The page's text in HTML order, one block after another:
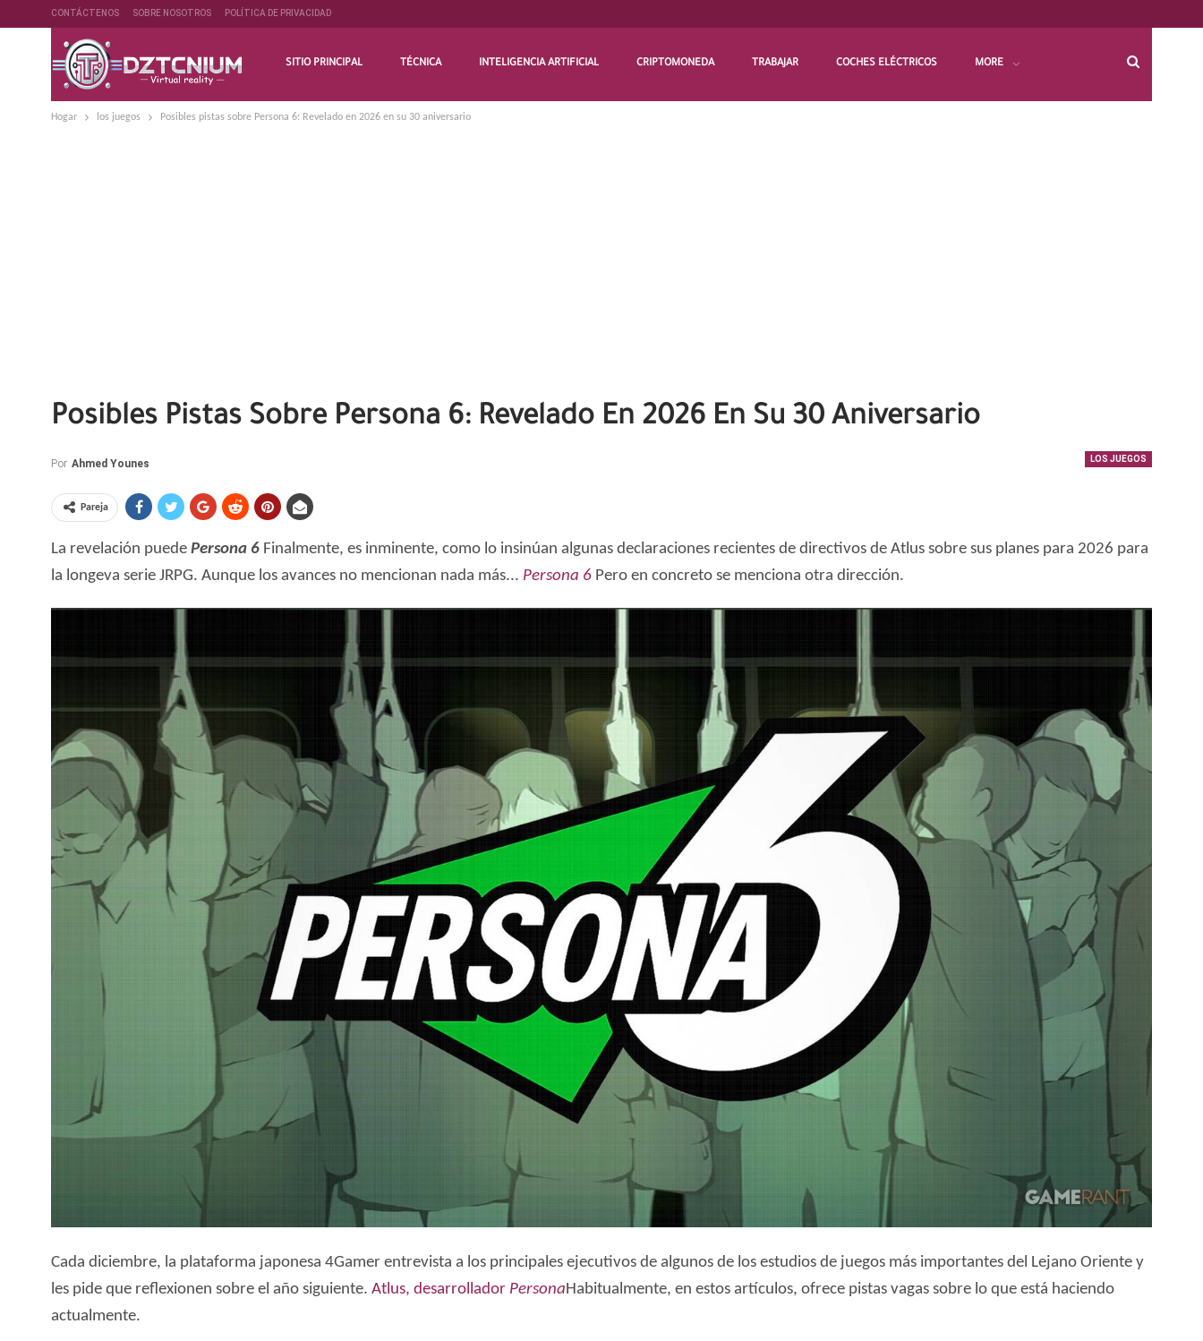
CONTÁCTENOS SOBRE NOSOTROS POLÍTICA DE PRIVACIDAD
SITIO PRINCIPAL TÉCNICA INTELIGENCIA ARTIFICIAL CRIPTOMONEDA TRABAJAR COCHES ELÉCTRICOS MORE
Hogar los juegos Posibles pistas sobre Persona 6: Revelado en 2026 en su 30 aniversario
Posibles Pistas Sobre Persona 6: Revelado En 2026 En Su 30 Aniversario
LOS JUEGOS
Por Ahmed Younes
Pareja
La revelación puede Persona 6 Finalmente, es inminente, como lo insinúan algunas declaraciones recientes de directivos de Atlus sobre sus planes para 2026 para
la longeva serie JRPG. Aunque los avances no mencionan nada más... Persona 6 Pero en concreto se menciona otra dirección.
Cada diciembre, la plataforma japonesa 4Gamer entrevista a los principales ejecutivos de algunos de los estudios de juegos más importantes del Lejano Oriente y
les pide que reflexionen sobre el año siguiente. Atlus, desarrollador Persona Habitualmente, en estos artículos, ofrece pistas vagas sobre lo que está haciendo
actualmente.